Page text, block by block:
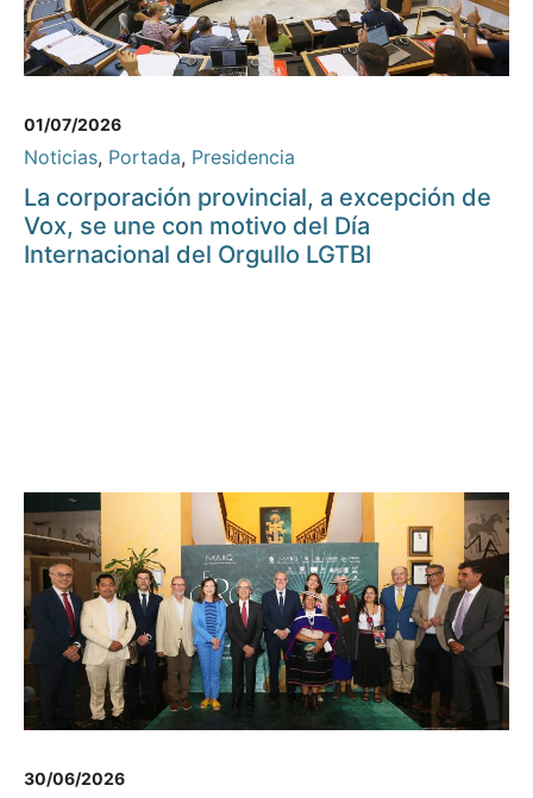
01/07/2026
Noticias, Portada, Presidencia
La corporación provincial, a excepción de
Vox, se une con motivo del Día
Internacional del Orgullo LGTBI
30/06/2026